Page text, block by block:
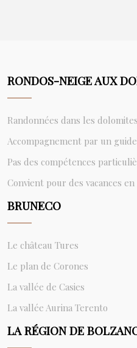
RONDOS-NEIGE AUX
Randonnées dans les dolomites
Accompagnement par un guide
Pas des compétences
Convient pour des vacances
BRUNECO
Le château Tures
Le plan de Corones
La vallée de Casies
La vallée Aurina Terento
LA RÉGION DE